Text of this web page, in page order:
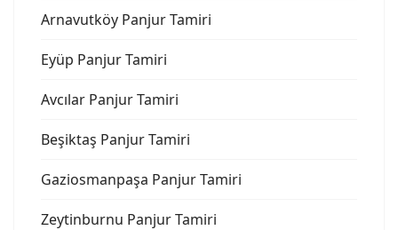
Arnavutköy Panjur Tamiri
Eyüp Panjur Tamiri
Avcılar Panjur Tamiri
Beşiktaş Panjur Tamiri
Gaziosmanpaşa Panjur Tamiri
Zeytinburnu Panjur Tamiri